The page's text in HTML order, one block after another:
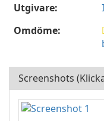
Utgivare:
Omdöme:
Screenshots